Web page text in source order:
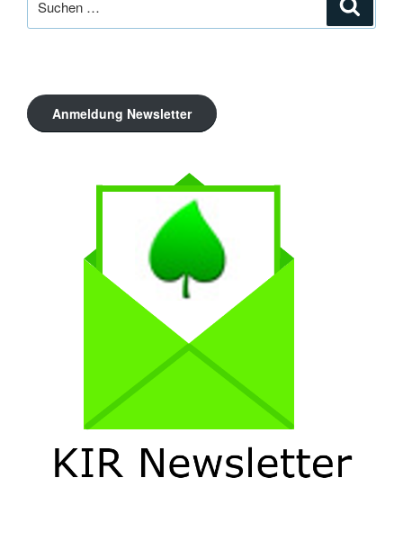
nach:
Anmeldung Newsletter